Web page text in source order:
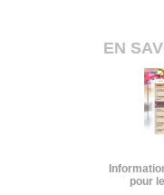
EN
pour